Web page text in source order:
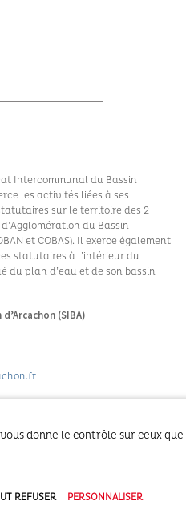
Intercommunal du Bassin
les activités liées à ses
sur le territoire des 2
du Bassin
et COBAS). Il exerce également
statutaires à l’intérieur du
du plan d’eau et de son bassin
(SIBA)
donne le contrôle sur ceux que
REFUSER PERSONNALISER